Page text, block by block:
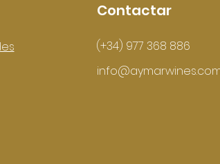
Contactar
(+34) 977 368 886